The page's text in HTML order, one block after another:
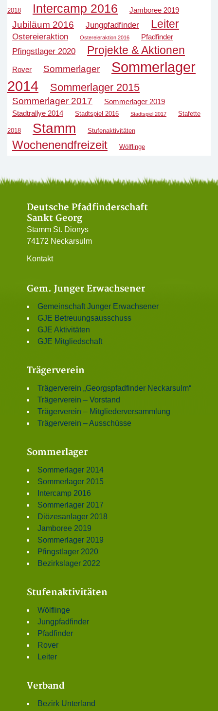
2018 Intercamp 2016 Jamboree 2019
Jubiläum 2016 Jungpfadfinder Leiter
Ostereieraktion Ostereieraktion 2016 Pfadfinder
Pfingstlager 2020 Projekte & Aktionen
Rover Sommerlager
Sommerlager
2014
Sommerlager 2015
Sommerlager 2017
Sommerlager 2019
Stadtrallye 2014
Stadtspiel 2016 Stadtspiel 2017 Stafette
2018 Stamm Stufenaktivitäten
Wochenendfreizeit Wölflinge
Deutsche Pfadfinderschaft
Sankt Georg
Stamm St. Dionys
74172 Neckarsulm
Kontakt
Gem. Junger Erwachsener
Gemeinschaft Junger Erwachsener
GJE Betreuungsausschuss
GJE Aktivitäten
GJE Mitgliedschaft
Trägerverein
Trägerverein „Georgspfadfinder Neckarsulm“
Trägerverein – Vorstand
Trägerverein – Mitgliederversammlung
Trägerverein – Ausschüsse
Sommerlager
Sommerlager 2014
Sommerlager 2015
Intercamp 2016
Sommerlager 2017
Diözesanlager 2018
Jamboree 2019
Sommerlager 2019
Pfingstlager 2020
Bezirkslager 2022
Stufenaktivitäten
Wölflinge
Jungpfadfinder
Pfadfinder
Rover
Leiter
Verband
Bezirk Unterland